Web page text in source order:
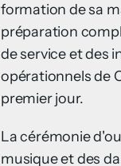
formation de sa
préparation
de service et des
opérationnels de
premier jour.
La cérémonie
musique et des